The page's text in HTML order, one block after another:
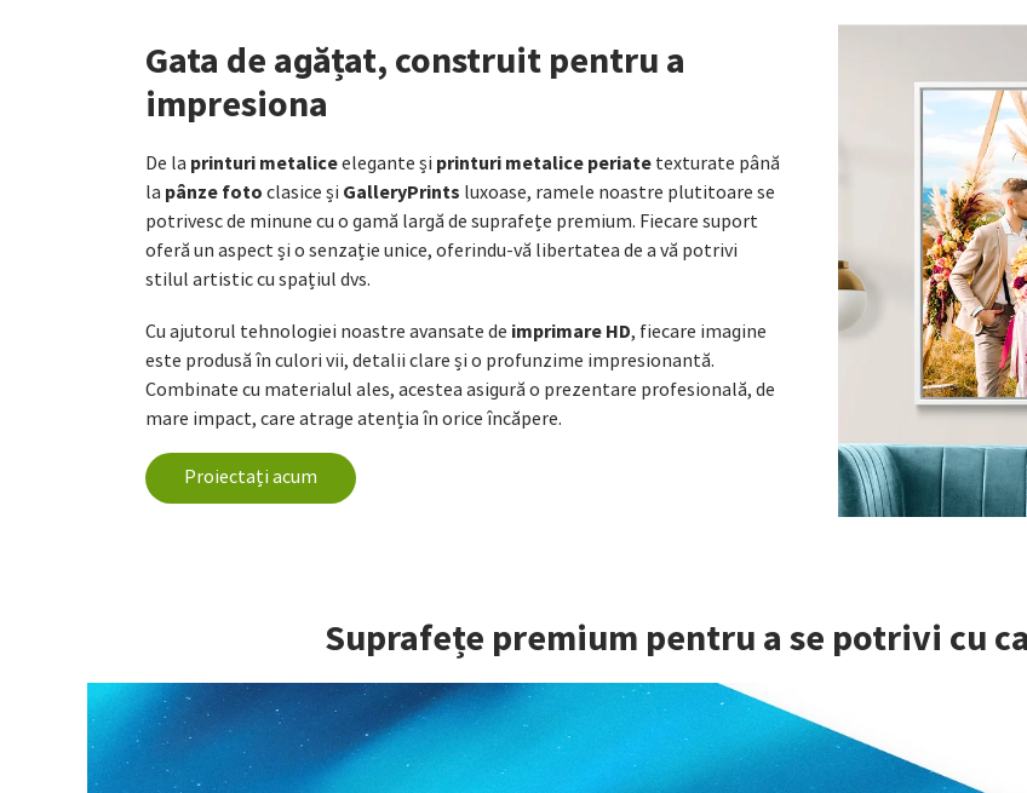
Gata de agățat, construit pentru a
impresiona
De la printuri metaliceelegante și printuri metalice periate texturate până
la pânze foto clasice și GalleryPrints luxoase, ramele noastre plutitoare se
potrivesc de minune cu o gamă largă de suprafețe premium. Fiecare suport
oferă un aspect și o senzație unice, oferindu-vă libertatea de a vă potrivi
stilul artistic cu spațiul dvs.
Cu ajutorul tehnologiei noastre avansate de imprimare HD, fiecare imagine
este produsă în culori vii, detalii clare și o profunzime impresionantă.
Combinate cu materialul ales, acestea asigură o prezentare profesională, de
mare impact, care atrage atenția în orice încăpere.
Proiectați acum
Suprafețe premium pentru a se potrivi cu